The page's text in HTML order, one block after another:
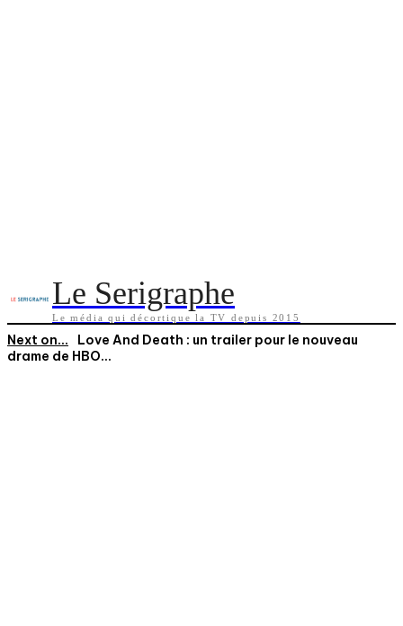
Le Serigraphe
Le média qui décortique la TV depuis 2015
Next on...
Love And Death : un trailer pour le nouveau
drame de HBO...